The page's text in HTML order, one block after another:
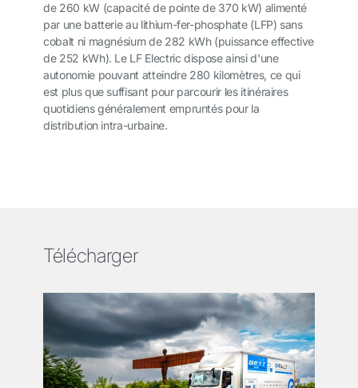
de 260 kW (capacité de pointe de 370 kW) alimenté
par une batterie au lithium-fer-phosphate (LFP) sans
cobalt ni magnésium de 282 kWh (puissance effective
de 252 kWh). Le LF Electric dispose ainsi d'une
autonomie pouvant atteindre 280 kilomètres, ce qui
est plus que suffisant pour parcourir les itinéraires
quotidiens généralement empruntés pour la
distribution intra-urbaine.
Télécharger